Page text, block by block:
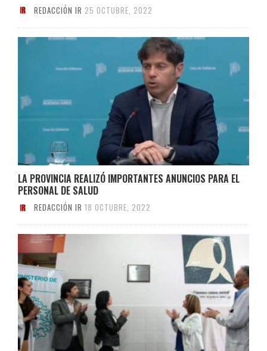
REDACCIÓN IR 25 OCTUBRE, 2022
LA PROVINCIA REALIZÓ IMPORTANTES ANUNCIOS PARA EL
PERSONAL DE SALUD
REDACCIÓN IR 18 OCTUBRE, 2022